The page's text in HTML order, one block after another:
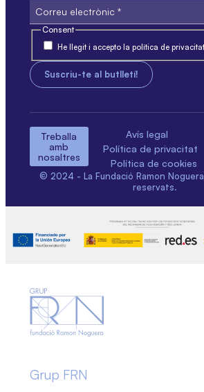
Consent
He llegit i accepto la política de
Treballa
amb
nosaltres
Avís legal
Política de privacitat
Política de cookies
© 2024 - La Fundació Ramon
reservats.
Grup FRN